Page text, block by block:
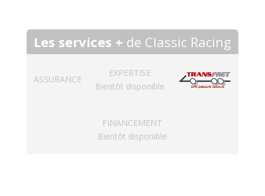
Les services + de Classic Racing
ASSURANCE
EXPERTISE
Bientôt disponible
FINANCEMENT
Bientôt disponible